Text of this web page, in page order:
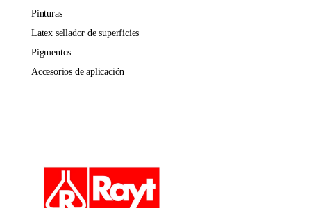
pinturas
latex sellador de superficies
pigmentos
accesorios de aplicación